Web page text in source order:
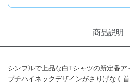
商品説明
シンプルで上品な白Tシャツの新定番ア
プチハイネックデザインがさりげなく